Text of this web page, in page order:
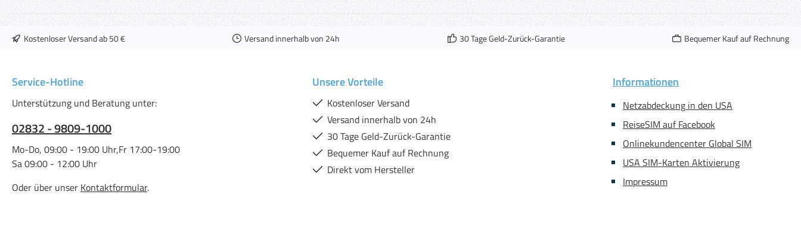
Kostenloser Versand ab 50 € Versand innerhalb von 24h 30 Tage Geld-Zurück-Garantie Bequemer Kauf auf Rechnung
Service-Hotline
Unterstützung und Beratung unter:
02832 - 9809-1000
Mo-Do, 09:00 - 19:00 Uhr,Fr 17:00-19:00
Sa 09:00 - 12:00 Uhr
Oder über unser Kontaktformular.
Unsere Vorteile
Kostenloser Versand
Versand innerhalb von 24h
30 Tage Geld-Zurück-Garantie
Bequemer Kauf auf Rechnung
Direkt vom Hersteller
Informationen
Netzabdeckung in den USA
ReiseSIM auf Facebook
Onlinekundencenter Global SIM
USA SIM-Karten Aktivierung
Impressum